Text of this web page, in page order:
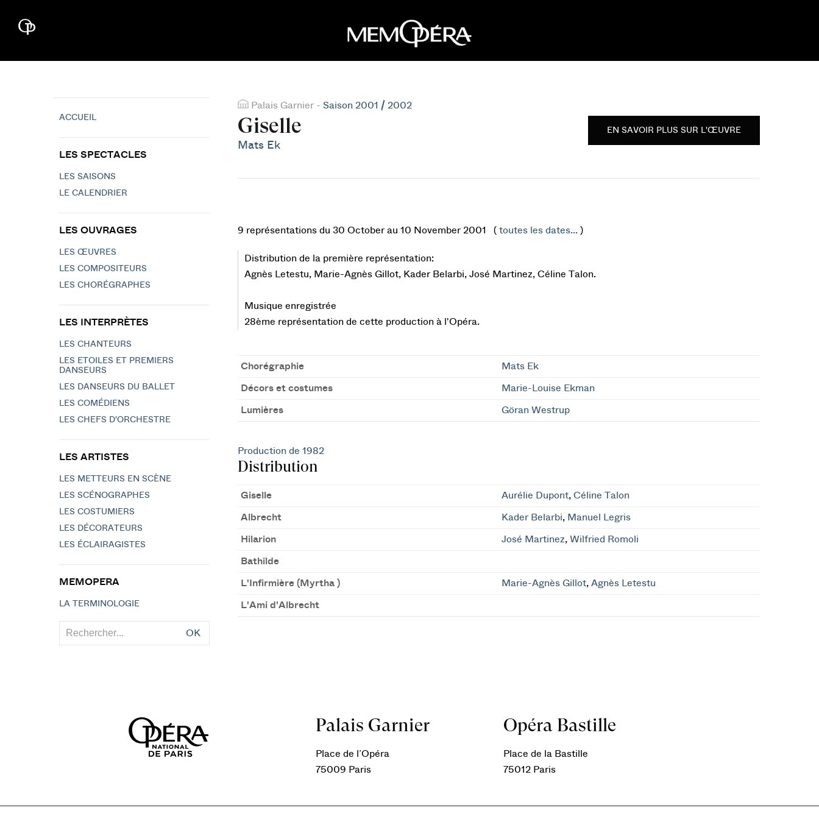
Palais Garnier - Saison 2001 / 2002
Giselle
Mats Ek
EN SAVOIR PLUS SUR L'ŒUVRE
9 représentations du 30 October au 10 November 2001 ( toutes les dates...)
Distribution de la première représentation:
Agnès Letestu, Marie-Agnès Gillot, Kader Belarbi, José Martinez, Céline Talon.
Musique enregistrée
28ème représentation de cette production à l'Opéra.
Chorégraphie Mats Ek
Décors et costumes Marie-Louise Ekman
Lumières Göran Westrup
Production de 1982
Distribution
Giselle Aurélie Dupont,Céline Talon
Albrecht Kader Belarbi, Manuel Legris
Hilarion José Martinez,Wilfried Romoli
Bathilde
L'Infirmière (Myrtha ) Marie-Agnès Gillot,Agnès Letestu
L'Ami d'Albrecht
ACCUEIL
LES SPECTACLES
LES SAISONS
LE CALENDRIER
LES OUVRAGES
LES ŒUVRES
LES COMPOSITEURS
LES CHORÉGRAPHES
LES INTERPRÈTES
LES CHANTEURS
LES ETOILES ET PREMIERS
DANSEURS
LES DANSEURS DU BALLET
LES COMÉDIENS
LES CHEFS D'ORCHESTRE
LES ARTISTES
LES METTEURS EN SCÈNE
LES SCÉNOGRAPHES
LES COSTUMIERS
LES DÉCORATEURS
LES ÉCLAIRAGISTES
MEMOPERA
LA TERMINOLOGIE
OK
Palais Garnier
Place de l’Opéra
75009 Paris
Opéra Bastille
Place de la Bastille
75012 Paris